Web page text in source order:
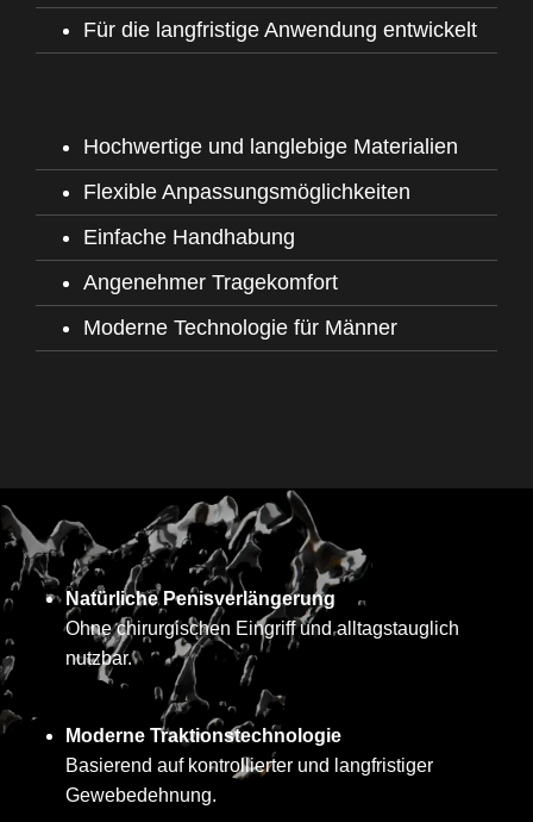
Für die langfristige Anwendung entwickelt
Hochwertige und langlebige Materialien
Flexible Anpassungsmöglichkeiten
Einfache Handhabung
Angenehmer Tragekomfort
Moderne Technologie für Männer
Natürliche Penisverlängerung
Ohne chirurgischen Eingriff und alltagstauglich
nutzbar.
Moderne Traktionstechnologie
Basierend auf kontrollierter und langfristiger
Gewebedehnung.